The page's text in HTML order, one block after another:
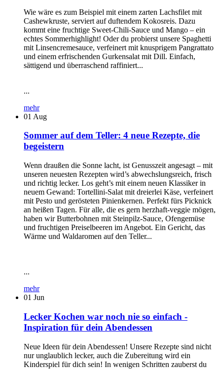
Wie wäre es zum Beispiel mit einem zarten Lachsfilet mit
Cashewkruste, serviert auf duftendem Kokosreis. Dazu
kommt eine fruchtige Sweet-Chili-Sauce und Mango – ein
echtes Sommerhighlight! Oder du probierst unsere Spaghetti
mit Linsencremesauce, verfeinert mit knusprigem Pangrattato
und einem erfrischenden Gurkensalat mit Dill. Einfach,
sättigend und überraschend raffiniert...
...
mehr
01 Aug
Sommer auf dem Teller: 4 neue Rezepte, die
begeistern
Wenn draußen die Sonne lacht, ist Genusszeit angesagt – mit
unseren neuesten Rezepten wird’s abwechslungsreich, frisch
und richtig lecker. Los geht’s mit einem neuen Klassiker in
neuem Gewand: Tortellini-Salat mit dreierlei Käse, verfeinert
mit Pesto und gerösteten Pinienkernen. Perfekt fürs Picknick
an heißen Tagen. Für alle, die es gern herzhaft-veggie mögen,
haben wir Butterbohnen mit Steinpilz-Sauce, Ofengemüse
und fruchtigen Preiselbeeren im Angebot. Ein Gericht, das
Wärme und Waldaromen auf den Teller...
...
mehr
01 Jun
Lecker Kochen war noch nie so einfach -
Inspiration für dein Abendessen
Neue Ideen für dein Abendessen! Unsere Rezepte sind nicht
nur unglaublich lecker, auch die Zubereitung wird ein
Kinderspiel für dich sein! In wenigen Schritten zauberst du